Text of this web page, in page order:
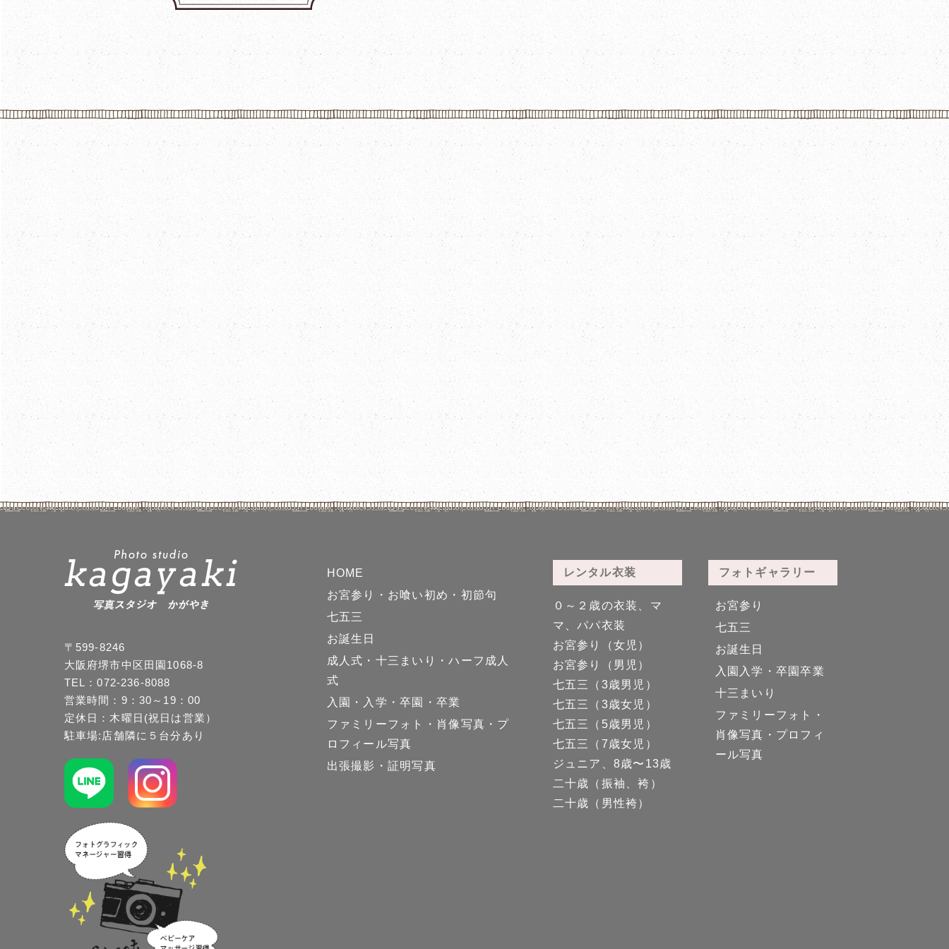
〒599-8246
大阪府堺市中区田園1068-8
TEL：072-236-8088
営業時間：9：30～19：00
定休日：木曜日(祝日は営業）
駐車場:店舗隣に５台分あり
HOME
お宮参り・お喰い初め・初節句
七五三
お誕生日
成人式・十三まいり・ハーフ成人
式
入園・入学・卒園・卒業
ファミリーフォト・肖像写真・プ
ロフィール写真
出張撮影・証明写真
レンタル衣装
０～２歳の衣装、マ
マ、パパ衣装
お宮参り（女児）
お宮参り（男児）
七五三（3歳男児）
七五三（3歳女児）
七五三（5歳男児）
七五三（7歳女児）
ジュニア、8歳〜13歳
二十歳（振袖、袴）
二十歳（男性袴）
フォトギャラリー
お宮参り
七五三
お誕生日
入園入学・卒園卒業
十三まいり
ファミリーフォト・
肖像写真・プロフィ
ール写真